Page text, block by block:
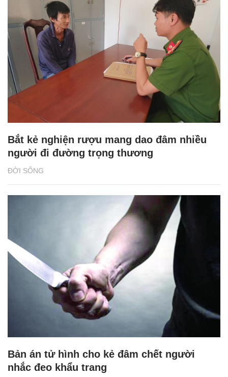
ĐỜI SỐNG
Bắt kẻ nghiện rượu mang dao đâm nhiều
người đi đường trọng thương
Bản án tử hình cho kẻ đâm chết người
nhắc đeo khẩu trang